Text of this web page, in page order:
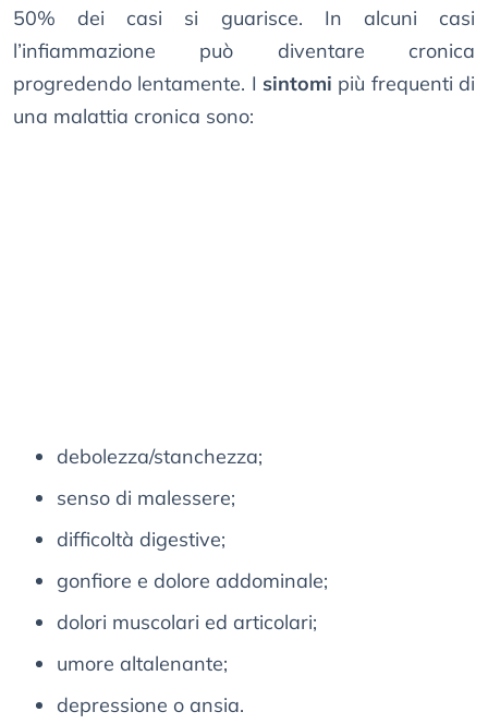
50% dei casi si guarisce. In alcuni casi
l’infiammazione può diventare cronica
progredendo lentamente. I sintomi più frequenti di
una malattia cronica sono:
debolezza/stanchezza;
senso di malessere;
difficoltà digestive;
gonfiore e dolore addominale;
dolori muscolari ed articolari;
umore altalenante;
depressione o ansia.